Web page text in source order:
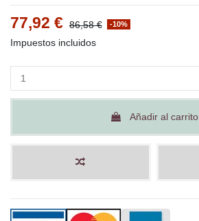
77,92 € 86,58 € -10%
Impuestos incluidos
Añadir al carrito